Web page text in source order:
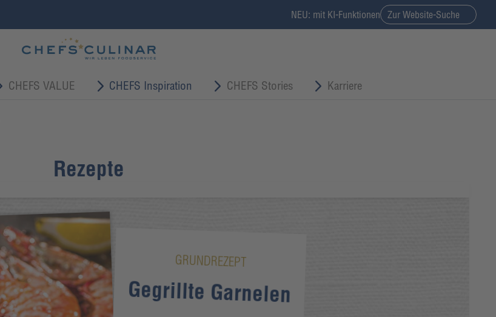
NEU: mit KI-Funktionen Zur Website-Suche
CHEFS VALUE CHEFS Inspiration CHEFS Stories Karriere
Rezepte
GRUNDREZEPT
Gegrillte Garnelen